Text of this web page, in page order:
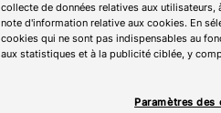
collecte de données relatives aux
note d'information relative aux cookies. En
cookies qui ne sont pas indispensables au
aux statistiques et à la publicité ciblée, y
Paramètres des